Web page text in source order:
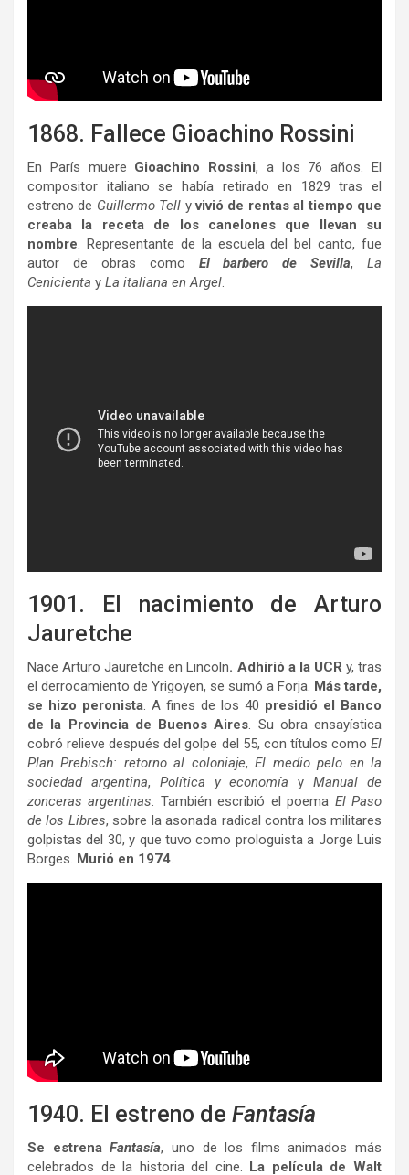
1868. Fallece Gioachino Rossini
En París muere Gioachino Rossini, a los 76 años. El
compositor italiano se había retirado en 1829 tras el
estreno de Guillermo Tell yvivió de rentas al tiempo que
creaba la receta de los canelones que llevan su
nombre. Representante de la escuela del bel canto, fue
autor de obras como El barbero de Sevilla, La
Cenicienta y La italiana en Argel.
1901. El nacimiento de Arturo
Jauretche
Nace Arturo Jauretche en Lincoln. Adhirió a la UCR y, tras
el derrocamiento de Yrigoyen, se sumó a Forja. Más tarde,
se hizo peronista. A fines de los 40 presidió el Banco
de la Provincia de Buenos Aires. Su obra ensayística
cobró relieve después del golpe del 55, con títulos como El
Plan Prebisch: retorno al coloniaje,El medio pelo en la
sociedad argentina, Política y economíayManual de
zonceras argentinas. También escribió el poema El Paso
de los Libres, sobre la asonada radical contra los militares
golpistas del 30, y que tuvo como prologuista a Jorge Luis
Borges. Murió en 1974.
1940. El estreno de Fantasía
Se estrenaFantasía, uno de los films animados más
celebrados de la historia del cine.
La película de Walt